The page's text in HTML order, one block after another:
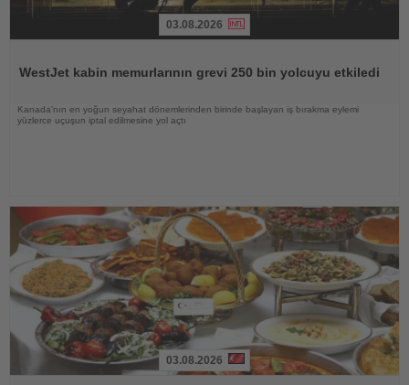
03.08.2026
WestJet kabin memurlarının grevi 250 bin yolcuyu etkiledi
Kanada'nın en yoğun seyahat dönemlerinden birinde başlayan iş bırakma eylemi
yüzlerce uçuşun iptal edilmesine yol açtı
03.08.2026